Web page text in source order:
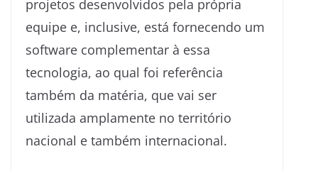
projetos desenvolvidos pela própria
equipe e, inclusive, está fornecendo um
software complementar à essa
tecnologia, ao qual foi referência
também da matéria, que vai ser
utilizada amplamente no território
nacional e também internacional.